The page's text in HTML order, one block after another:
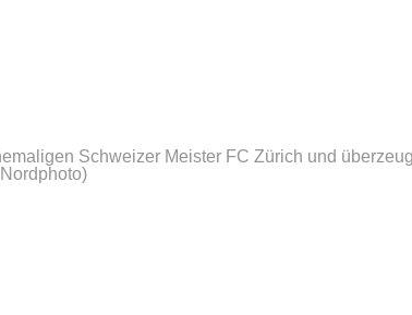
Schweizer Meister FC Zürich und